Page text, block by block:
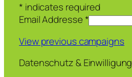
* indicates required
Email Addresse*
View previous campaigns
Datenschutz & Einwilligung